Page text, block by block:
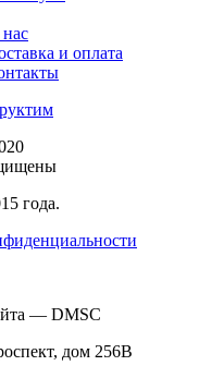
и оплата
года.
— DMSC
дом 256В